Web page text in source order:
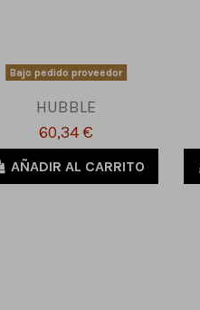
Bajo pedido proveedor
HUBBLE
60,34 €
AÑADIR AL CARRITO